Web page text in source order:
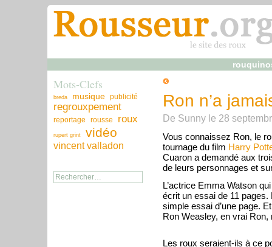
Mots-Clefs
breda musique publicité
regrouxpement
reportage rousse roux
rupert grint vidéo
vincent valladon
Ron n’a
De Sunnyle 28
Vous connaissez Ron, le
tournage du film Harry
Cuaron a demandé aux
de leurs personnages et
L’actrice Emma Watson
écrit un essai de 11
simple essai d’une page.
Ron Weasley, en vrai Ron,
Les roux seraient-ils à ce